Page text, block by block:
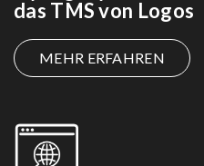
das TMS von Logos
MEHR ERFAHREN